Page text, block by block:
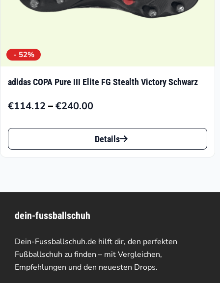
werden
- 52%
adidas COPA Pure III Elite FG Stealth Victory Schwarz
€114.12 –€240.00
Preisspanne:
€114.12
€240.00
Dieses
Produkt
auf.
Die
Optionen
können
Details
dein-fussballschuh
Dein-Fussballschuh.de hilft dir, den perfekten
Fußballschuh zu finden – mit Vergleichen,
Empfehlungen und den neuesten Drops.